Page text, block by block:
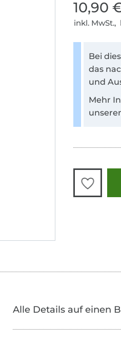
10,90
inkl. MwSt.,
Bei
das
und
Mehr
Alle Details auf einen